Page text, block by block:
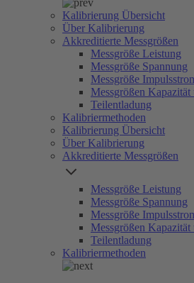
Kalibrierung Übersicht
Über Kalibrierung
Akkreditierte Messgrößen
Messgröße Leistung
Messgröße Spannung
Messgröße
Messgrößen
Teilentladung
Kalibriermethoden
Kalibrierung Übersicht
Über Kalibrierung
Akkreditierte Messgrößen
Messgröße Leistung
Messgröße Spannung
Messgröße
Messgrößen
Teilentladung
Kalibriermethoden